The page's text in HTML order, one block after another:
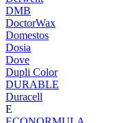
DMB
DoctorWax
Domestos
Dosia
Dove
Dupli Color
DURABLE
Duracell
E